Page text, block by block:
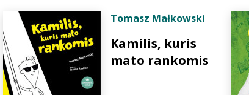
Tomasz Małkowski
Kamilis, kuris
mato rankomis